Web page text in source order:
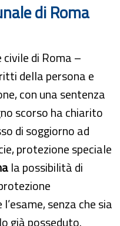
di Roma
civile di Roma –
della persona e
con una sentenza
scorso ha chiarito
di soggiorno ad
protezione speciale
la possibilità di
senza che sia
già posseduto.